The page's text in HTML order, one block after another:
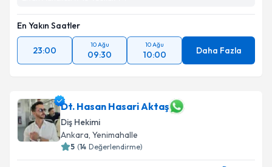
En Yakın Saatler
23:00
10 Ağu
09:30
10 Ağu
10:00 Daha Fazla
Dt. Hasan Hasari Aktaş
Diş Hekimi
Ankara, Yenimahalle
5 (14 Değerlendirme)